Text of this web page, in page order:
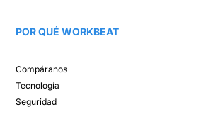
POR QUÉ WORKBEAT​
Compáranos ​
Tecnología​
Seguridad